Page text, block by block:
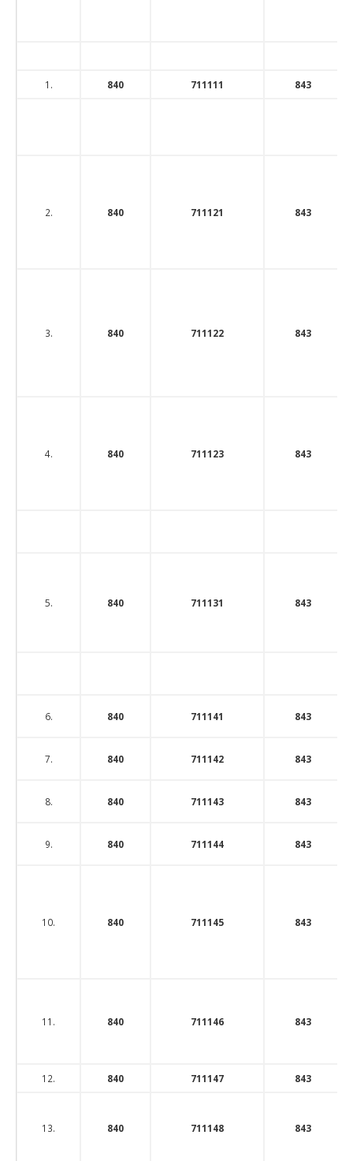
1. 840 711111 843
2. 840 711121 843
3. 840 711122 843
4. 840 711123 843
5. 840 711131 843
6. 840 711141 843
7. 840 711142 843
8. 840 711143 843
9. 840 711144 843
10. 840 711145 843
11. 840 711146 843
12. 840 711147 843
13. 840 711148 843